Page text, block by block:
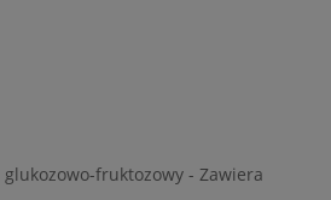
fruktozowy - Zawiera